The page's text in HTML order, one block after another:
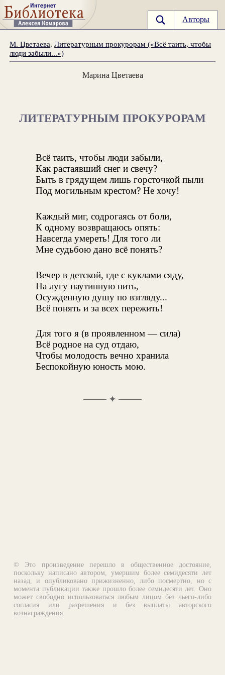
Авторы
М. Цветаева.Литературным прокурорам («Всё таить, чтобы
люди забыли...»)
Марина Цветаева
ЛИТЕРАТУРНЫМ ПРОКУРОРАМ
Всё таить, чтобы люди забыли,
Как растаявший снег и свечу?
Быть в грядущем лишь горсточкой пыли
Под могильным крестом? Не хочу!
Каждый миг, содрогаясь от боли,
К одному возвращаюсь опять:
Навсегда умереть! Для того ли
Мне судьбою дано всё понять?
Вечер в детской, где с куклами сяду,
На лугу паутинную нить,
Осужденную душу по взгляду...
Всё понять и за всех пережить!
Для того я (в проявленном — сила)
Всё родное на суд отдаю,
Чтобы молодость вечно хранила
Беспокойную юность мою.
✦
© Это произведение перешло в общественное достояние,
поскольку написано автором, умершим более семидесяти лет
назад, и опубликовано прижизненно, либо посмертно, но с
момента публикации также прошло более семидесяти лет. Оно
может свободно использоваться любым лицом без чьего-либо
согласия или разрешения и без выплаты авторского
вознаграждения.